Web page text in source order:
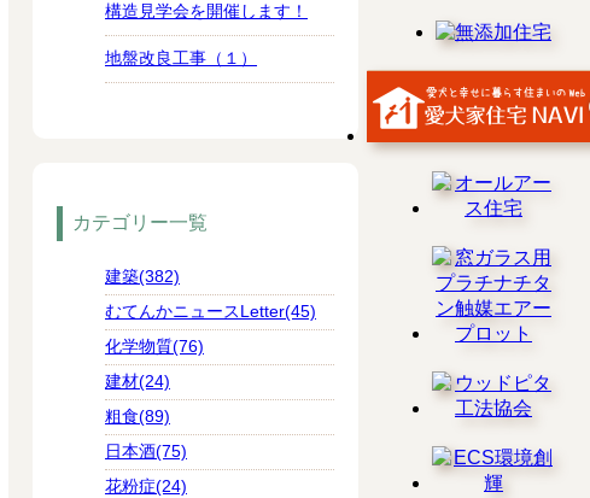
構造見学会を開催します！
地盤改良工事（１）
カテゴリー一覧
建築(382)
むてんかニュースLetter(45)
化学物質(76)
建材(24)
粗食(89)
日本酒(75)
花粉症(24)